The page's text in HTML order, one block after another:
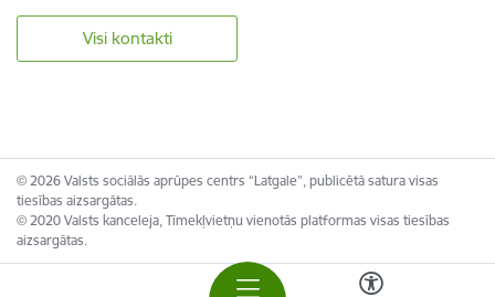
Visi kontakti
© 2026 Valsts sociālās aprūpes centrs “Latgale”, publicētā satura visas
tiesības aizsargātas.
© 2020 Valsts kanceleja, Tīmekļvietņu vienotās platformas visas tiesības
aizsargātas.